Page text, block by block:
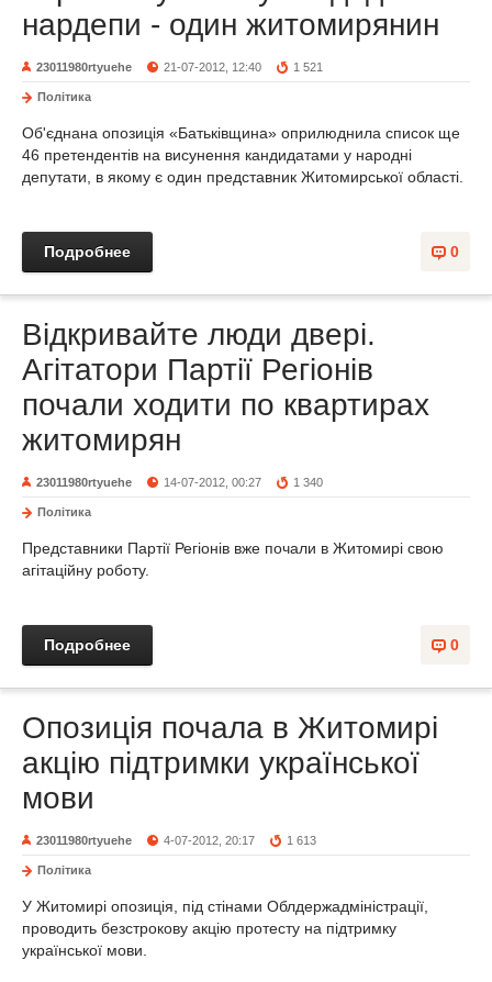
нардепи - один житомирянин
23011980rtyuehe 21-07-2012, 12:40 1 521
Політика
Об'єднана опозиція «Батьківщина» оприлюднила список ще
46 претендентів на висунення кандидатами у народні
депутати, в якому є один представник Житомирської області.
0
Подробнее
Відкривайте люди двері.
Агітатори Партії Регіонів
почали ходити по квартирах
житомирян
23011980rtyuehe 14-07-2012, 00:27 1 340
Політика
Представники Партії Регіонів вже почали в Житомирі свою
агітаційну роботу.
0
Подробнее
Опозиція почала в Житомирі
акцію підтримки української
мови
23011980rtyuehe 4-07-2012, 20:17 1 613
Політика
У Житомирі опозиція, під стінами Облдержадміністрації,
проводить безстрокову акцію протесту на підтримку
української мови.